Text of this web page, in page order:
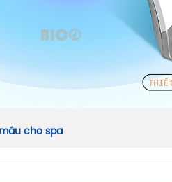
cho spa